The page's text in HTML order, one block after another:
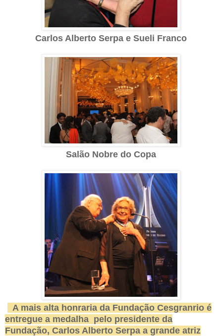
Carlos Alberto Serpa e Sueli Franco
Salão Nobre do Copa
A mais alta honraria da Fundação Cesgranrio é
entregue a medalha pelo presidente da
Fundação, Carlos Alberto Serpa a grande atriz